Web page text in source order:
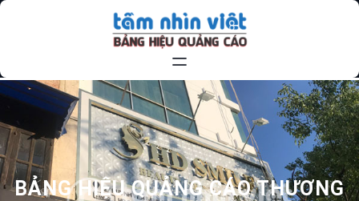
Chuyển
dung
BẢNG HIỆU QUẢNG CÁO THƯƠNG